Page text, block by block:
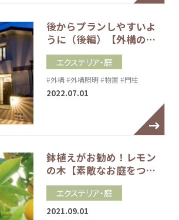
後からプランしやすいよ
うに（後編）【外構の…
エクステリア・庭
#外構#外構照明 #物置 #門柱
2022.07.01
鉢植えがお勧め！レモン
の木【素敵なお庭をつ…
エクステリア・庭
2021.09.01